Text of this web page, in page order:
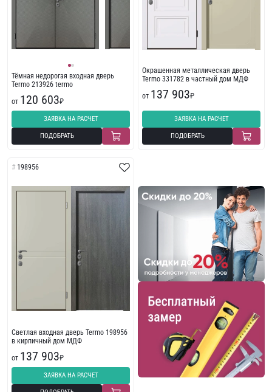
Тёмная недорогая входная дверь
Termo 213926 termo
от 120 603₽
ЗАЯВКА НА РАСЧЕТ
ПОДОБРАТЬ
Окрашенная металлическая дверь
Termo 331782 в частный дом МДФ
от 137 903₽
ЗАЯВКА НА РАСЧЕТ
ПОДОБРАТЬ
198956
Светлая входная дверь Termo 198956
в кирпичный дом МДФ
от 137 903₽
ЗАЯВКА НА РАСЧЕТ